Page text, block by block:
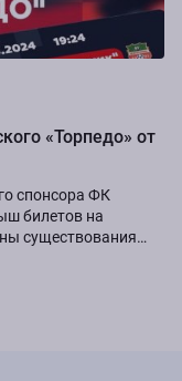
«Торпедо» от
спонсора ФК
билетов на
существования